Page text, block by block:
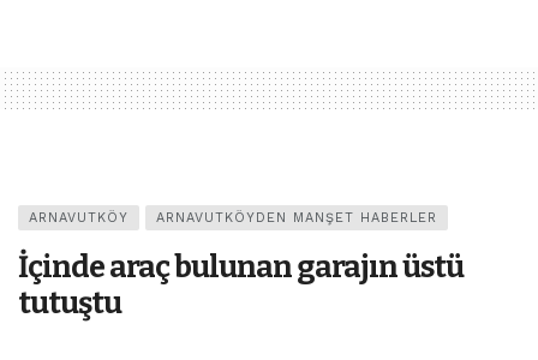
ARNAVUTKÖY ARNAVUTKÖYDEN MANŞET HABERLER
İçinde araç bulunan garajın üstü
tutuştu